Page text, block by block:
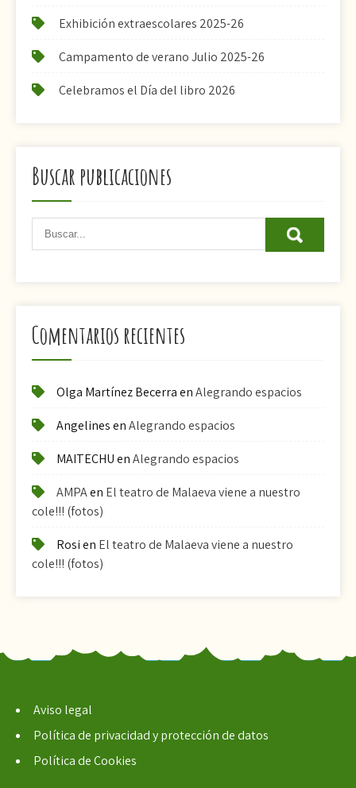
Exhibición extraescolares 2025-26
Campamento de verano Julio 2025-26
Celebramos el Día del libro 2026
Buscar publicaciones
Comentarios recientes
Olga Martínez BecerraenAlegrando espacios
AngelinesenAlegrando espacios
MAITECHUenAlegrando espacios
AMPAen El teatro de Malaeva viene a nuestro
cole!!! (fotos)
Rosien El teatro de Malaeva viene a nuestro
cole!!! (fotos)
Aviso legal
Política de privacidad y protección de datos
Política de Cookies